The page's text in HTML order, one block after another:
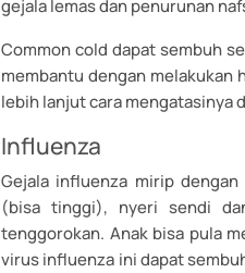
gejala lemas dan penurunan
Common cold dapat sembuh
membantu dengan melakukan
lebih lanjut cara mengatasinya
Influenza
Gejala influenza mirip
(bisa tinggi), nyeri sendi
tenggorokan. Anak bisa pula
virus influenza ini dapat